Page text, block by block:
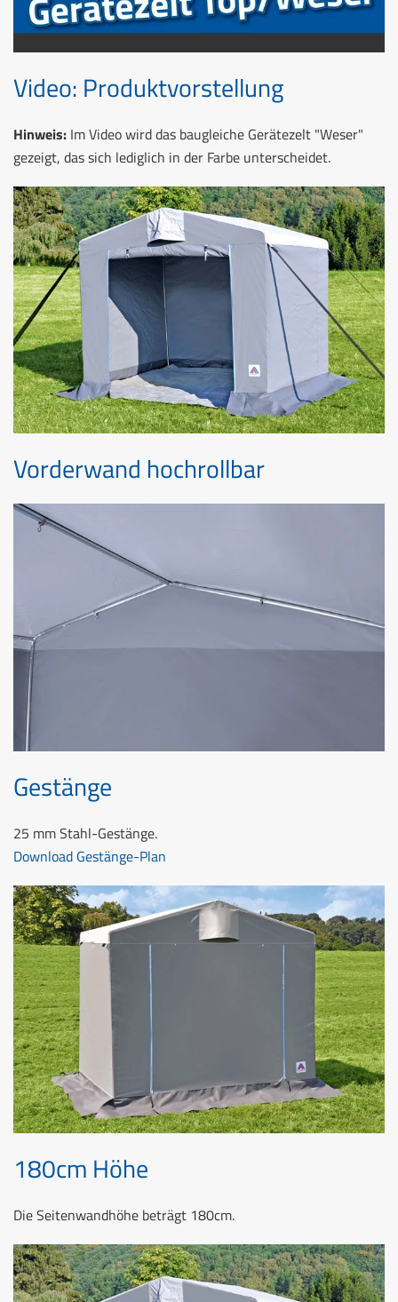
Video: Produktvorstellung
Hinweis: Im Video wird das baugleiche Gerätezelt "Weser"
gezeigt, das sich lediglich in der Farbe unterscheidet.
Vorderwand hochrollbar
Gestänge
25 mm Stahl-Gestänge.
Download Gestänge-Plan
180cm Höhe
Die Seitenwandhöhe beträgt 180cm.